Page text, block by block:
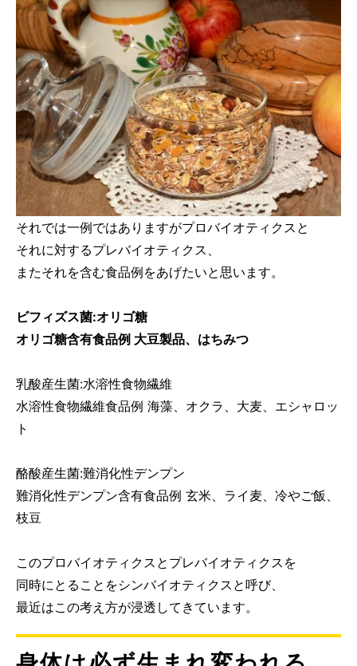
それでは一例ではありますがプロバイオティクスと
それに対するプレバイオティクス、
またそれを含む食品例をあげたいと思います。
ビフィズス菌:オリゴ糖
オリゴ糖含有食品例 大豆製品、はちみつ
乳酸産生菌:水溶性食物繊維
水溶性食物繊維食品例 海藻、オクラ、大麦、エシャロッ
ト
酪酸産生菌:難消化性デンプン
難消化性デンプン含有食品例 玄米、ライ麦、冷やご飯、
枝豆
このプロバイオティクスとプレバイオティクスを
同時にとることをシンバイオティクスと呼び、
最近はこの考え方が浸透してきています。